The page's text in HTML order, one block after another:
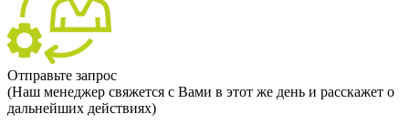
Отправьте запрос
(Наш менеджер свяжется с Вами в этот же день и расскажет о
дальнейших действиях)